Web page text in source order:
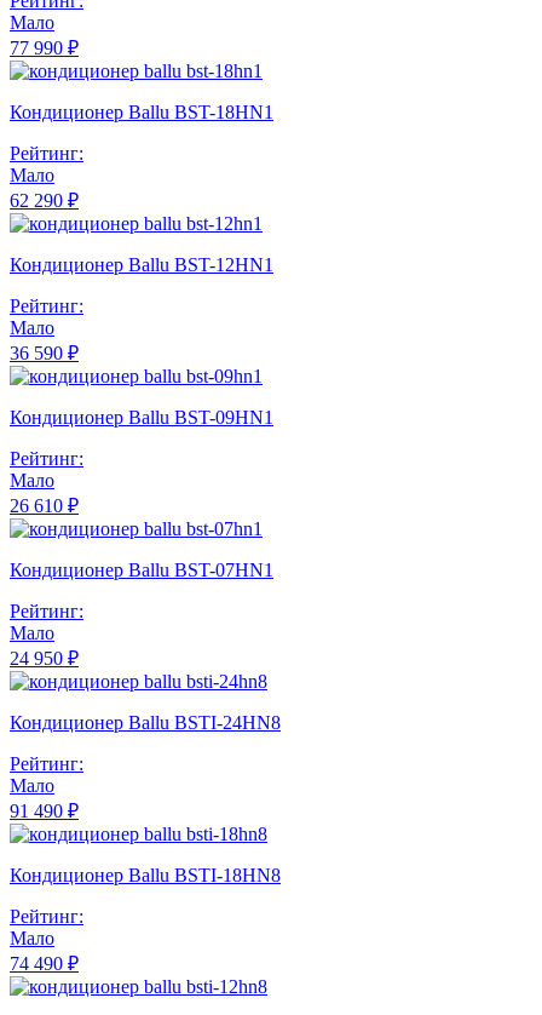
Мало
77 990 ₽
Кондиционер Ballu BST-18HN1
Рейтинг:
Мало
62 290 ₽
Кондиционер Ballu BST-12HN1
Рейтинг:
Мало
36 590 ₽
Кондиционер Ballu BST-09HN1
Рейтинг:
Мало
26 610 ₽
Кондиционер Ballu BST-07HN1
Рейтинг:
Мало
24 950 ₽
Кондиционер Ballu BSTI-24HN8
Рейтинг:
Мало
91 490 ₽
Кондиционер Ballu BSTI-18HN8
Рейтинг:
Мало
74 490 ₽